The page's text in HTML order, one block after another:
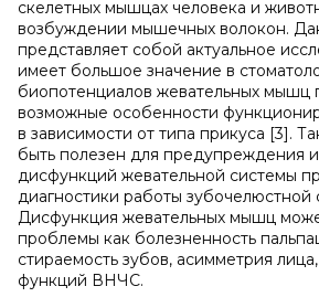
скелетных мышцах человека и
возбуждении мышечных волокон.
представляет собой актуальное
имеет большое значение в
биопотенциалов жевательных мышц
возможные особенности
в зависимости от типа прикуса [3].
быть полезен для предупреждения
дисфункций жевательной системы
диагностики работы зубочелюстной
Дисфункция жевательных мышц
проблемы как болезненность
стираемость зубов, асимметрия
функций ВНЧС.